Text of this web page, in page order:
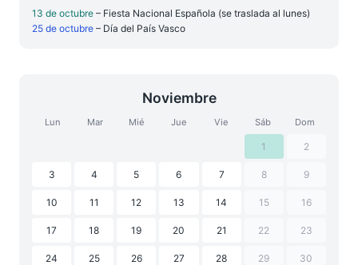
13 de octubre – Fiesta Nacional Española (se traslada al lunes)
25 de octubre – Día del País Vasco
Noviembre
Lun Mar Mié Jue Vie Sáb Dom
1 2
3 4 5 6 7 8 9
10 11 12 13 14 15 16
17 18 19 20 21 22 23
24 25 26 27 28 29 30